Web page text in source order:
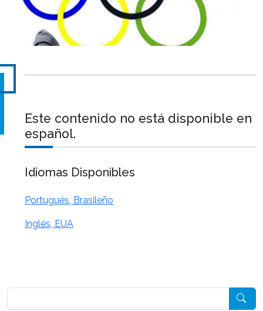
Este contenido no está disponible en
español.
Idiomas Disponibles
Portugués, Brasileño
Inglés, EUA